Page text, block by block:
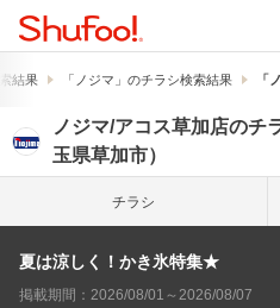
結果 「ノジマ」のチラシ検索結果 「
ノジマ/アコス草加店のチ
玉県草加市）
チラシ
夏は涼しく！かき氷特集★
掲載期間：2026/08/01～2026/08/07